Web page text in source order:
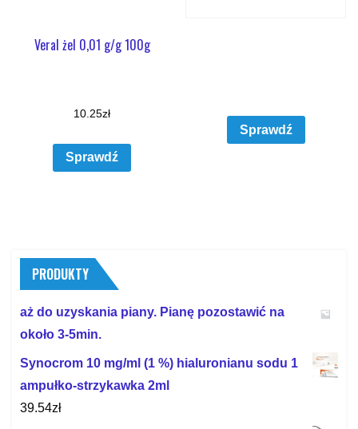
Veral żel 0,01 g/g 100g
10.25zł
Sprawdź
Sprawdź
PRODUKTY
aż do uzyskania piany. Pianę pozostawić na
około 3-5min.
Synocrom 10 mg/ml (1 %) hialuronianu sodu 1
ampułko-strzykawka 2ml
39.54zł